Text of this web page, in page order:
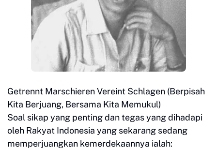
Getrennt Marschieren Vereint Schlagen (Berpisah
Kita Berjuang, Bersama Kita Memukul)
Soal sikap yang penting dan tegas yang dihadapi
oleh Rakyat Indonesia yang sekarang sedang
memperjuangkan kemerdekaannya ialah: